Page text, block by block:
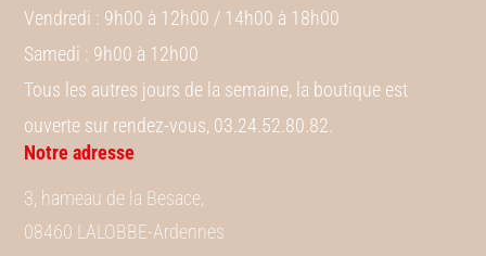
Vendredi : 9h00 à 12h00 / 14h00 à 18h00
Samedi : 9h00 à 12h00
Tous les autres jours de la semaine, la boutique est
ouverte sur rendez-vous, 03.24.52.80.82.
Notre adresse
3, hameau de la Besace,
08460 LALOBBE-Ardennes